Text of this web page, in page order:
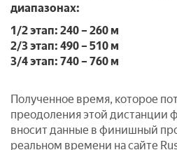
диапазонах:
1/2 этап: 240 – 260 м
2/3 этап: 490 – 510 м
3/4 этап: 740 – 760 м
Полученное время, которое
преодоления этой дистанции
вносит данные в финишный
реальном времени на сайте